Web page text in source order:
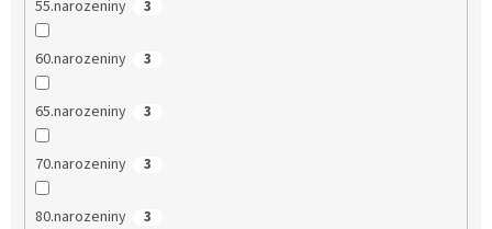
55.narozeniny 3
60.narozeniny 3
65.narozeniny 3
70.narozeniny 3
80.narozeniny 3